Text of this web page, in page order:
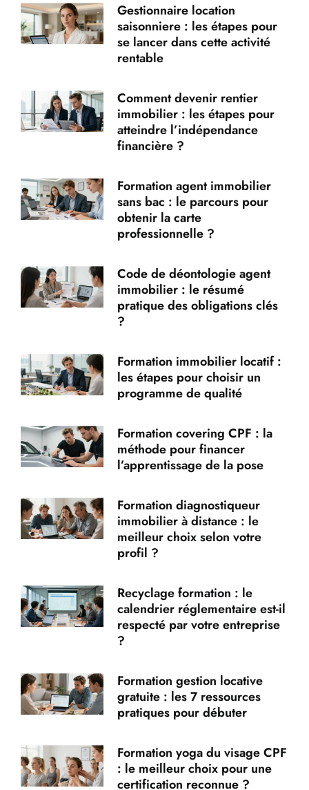
Gestionnaire location
saisonniere : les étapes pour
se lancer dans cette activité
rentable
Comment devenir rentier
immobilier : les étapes pour
atteindre l’indépendance
financière ?
Formation agent immobilier
sans bac : le parcours pour
obtenir la carte
professionnelle ?
Code de déontologie agent
immobilier : le résumé
pratique des obligations clés
?
Formation immobilier locatif :
les étapes pour choisir un
programme de qualité
Formation covering CPF : la
méthode pour financer
l’apprentissage de la pose
Formation diagnostiqueur
immobilier à distance : le
meilleur choix selon votre
profil ?
Recyclage formation : le
calendrier réglementaire est-il
respecté par votre entreprise
?
Formation gestion locative
gratuite : les 7 ressources
pratiques pour débuter
Formation yoga du visage CPF
: le meilleur choix pour une
certification reconnue ?